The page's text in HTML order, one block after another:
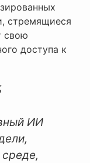
стремящиеся
свою
доступа к
ИИ